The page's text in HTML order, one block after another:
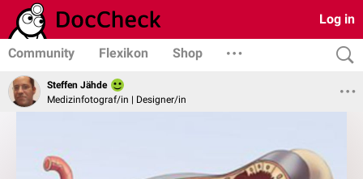
Log in
Community Flexikon Shop
Steffen Jähde
Medizinfotograf/in | Designer/in